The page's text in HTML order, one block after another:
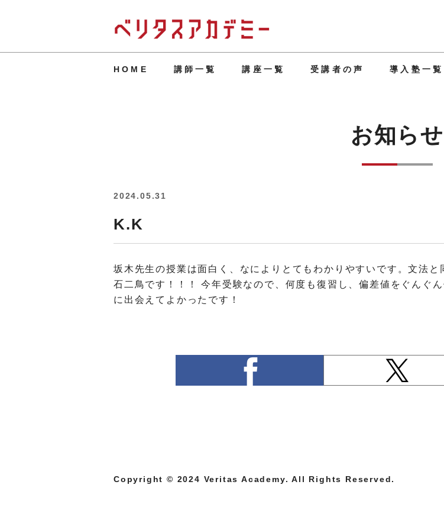
HOME 講師一覧 講座一覧 受講者の声 導入塾一覧
お知らせ
2024.05.31
K.K
坂木先生の授業は面白く、なによりとてもわかりやすいです。文法
石二鳥です！！！ 今年受験なので、何度も復習し、偏差値をぐんぐ
に出会えてよかったです！
Copyright © 2024 Veritas Academy. All Rights Reserved.